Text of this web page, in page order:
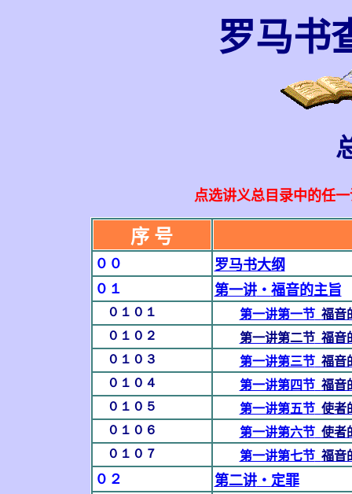
罗马书
点选讲义总目录中的任
序 号
００
罗马书大纲
０１
第一讲‧ 福音的主旨
０１０１ 第一讲第一节 福音
０１０２
第一讲第二节 福音
０１０３
第一讲第三节 福音
０１０４
第一讲第四节 福音
０１０５
第一讲第五节 使者
０１０６
第一讲第六节 使者
０１０７
第一讲第七节 福音
０２ 第二讲‧ 定罪